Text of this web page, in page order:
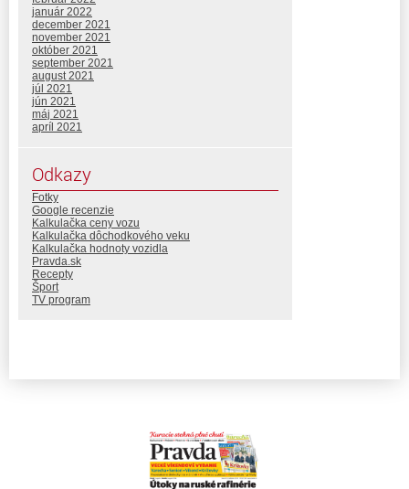
január 2022
december 2021
november 2021
október 2021
september 2021
august 2021
júl 2021
jún 2021
máj 2021
apríl 2021
Odkazy
Fotky
Google recenzie
Kalkulačka ceny vozu
Kalkulačka dôchodkového veku
Kalkulačka hodnoty vozidla
Pravda.sk
Recepty
Šport
TV program